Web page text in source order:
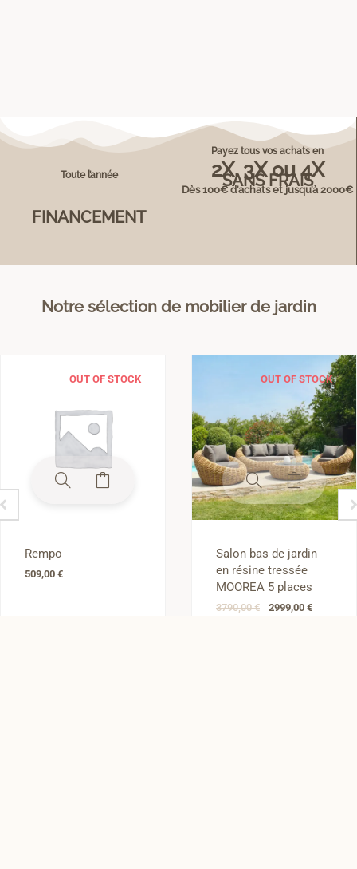
Toute l’année
FINANCEMENT
Payez tous vos achats en
2X, 3X ou 4X
SANS FRAIS
Dès 100€ d’achats et jusqu’à 2000€
Notre sélection de mobilier de jardin
OUT OF STOCK
Rempo
509,00 €
OUT OF STOCK
Salon bas de jardin
en résine tressée
MOOREA 5 places
3790,00€
Le
prix
initial
était :
3790,00 €.
2999,00 €
Le
prix